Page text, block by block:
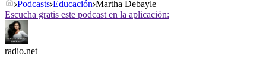
Podcasts Educación Martha Debayle
Escucha gratis este podcast en la aplicación:
radio.net